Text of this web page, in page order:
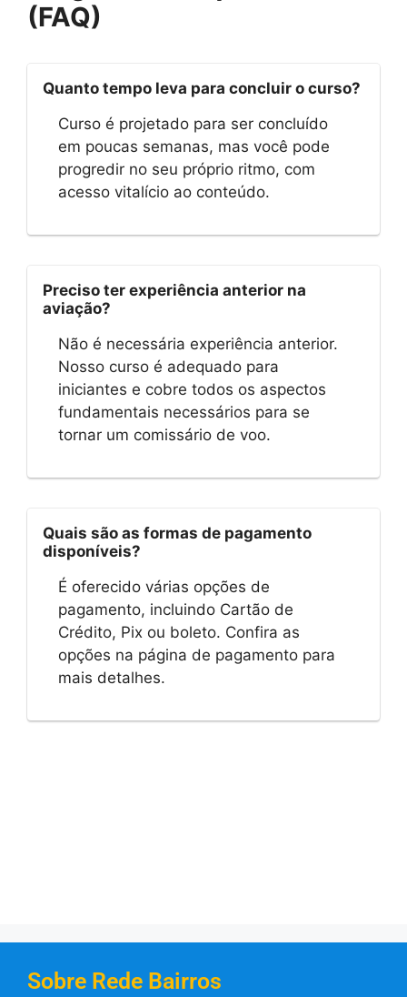
(FAQ)
Quanto tempo leva para concluir o curso?
Curso é projetado para ser concluído
em poucas semanas, mas você pode
progredir no seu próprio ritmo, com
acesso vitalício ao conteúdo.
Preciso ter experiência anterior na
aviação?
Não é necessária experiência anterior.
Nosso curso é adequado para
iniciantes e cobre todos os aspectos
fundamentais necessários para se
tornar um comissário de voo.
Quais são as formas de pagamento
disponíveis?
É oferecido várias opções de
pagamento, incluindo Cartão de
Crédito, Pix ou boleto. Confira as
opções na página de pagamento para
mais detalhes.
Sobre Rede Bairros